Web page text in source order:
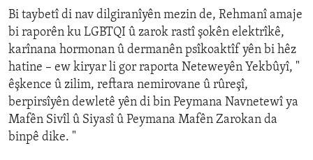
Bi taybetî di nav dilgiranîyên mezin de, Rehmanî amaje
bi raporên ku LGBTQI û zarok rastî şokên elektrîkê,
karînana hormonan û dermanên psîkoaktîf yên bi hêz
hatine – ew kiryar li gor raporta Neteweyên Yekbûyî, "
êşkence û zilim, reftara nemirovane û rûreşî,
berpirsîyên dewletê yên di bin Peymana Navnetewî ya
Mafên Sivîl û Siyasî û Peymana Mafên Zarokan da
binpê dike. "